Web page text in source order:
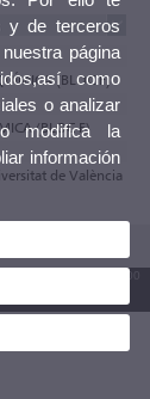
(BLOC F)
(BLOC F)
de València
y de terceros
página
como
o analizar
modifica la
información